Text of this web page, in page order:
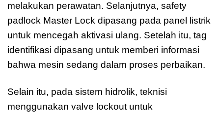
melakukan perawatan. Selanjutnya, safety
padlock Master Lock dipasang pada panel listrik
untuk mencegah aktivasi ulang. Setelah itu, tag
identifikasi dipasang untuk memberi informasi
bahwa mesin sedang dalam proses perbaikan.
Selain itu, pada sistem hidrolik, teknisi
menggunakan valve lockout untuk